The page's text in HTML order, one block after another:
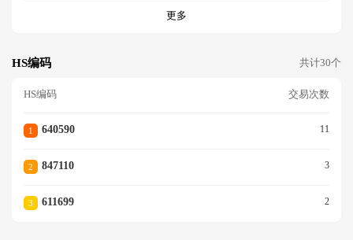
更多
HS编码 共计30个
HS编码 交易次数
1 640590 11
2 847110 3
3 611699 2